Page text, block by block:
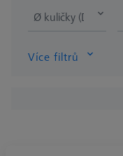
Ø kuličky (DK)
Více filtrů